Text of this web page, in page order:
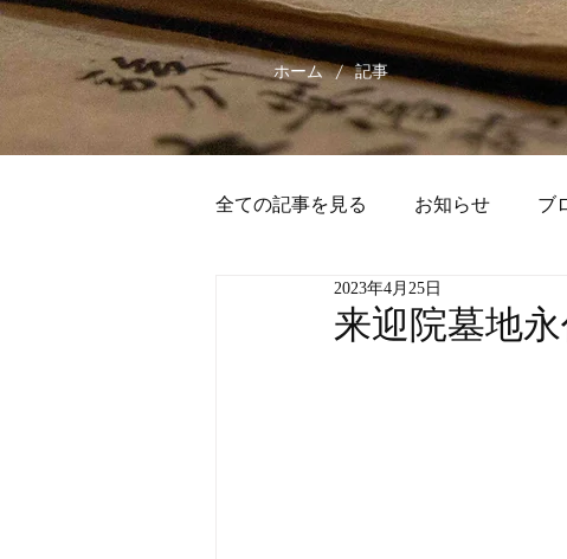
ホーム / 記事
全ての記事を見る お知らせ ブ
来迎院墓地
2023年4月25日